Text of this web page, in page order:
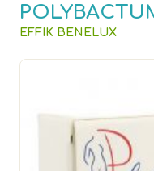
EFFIK BENELUX